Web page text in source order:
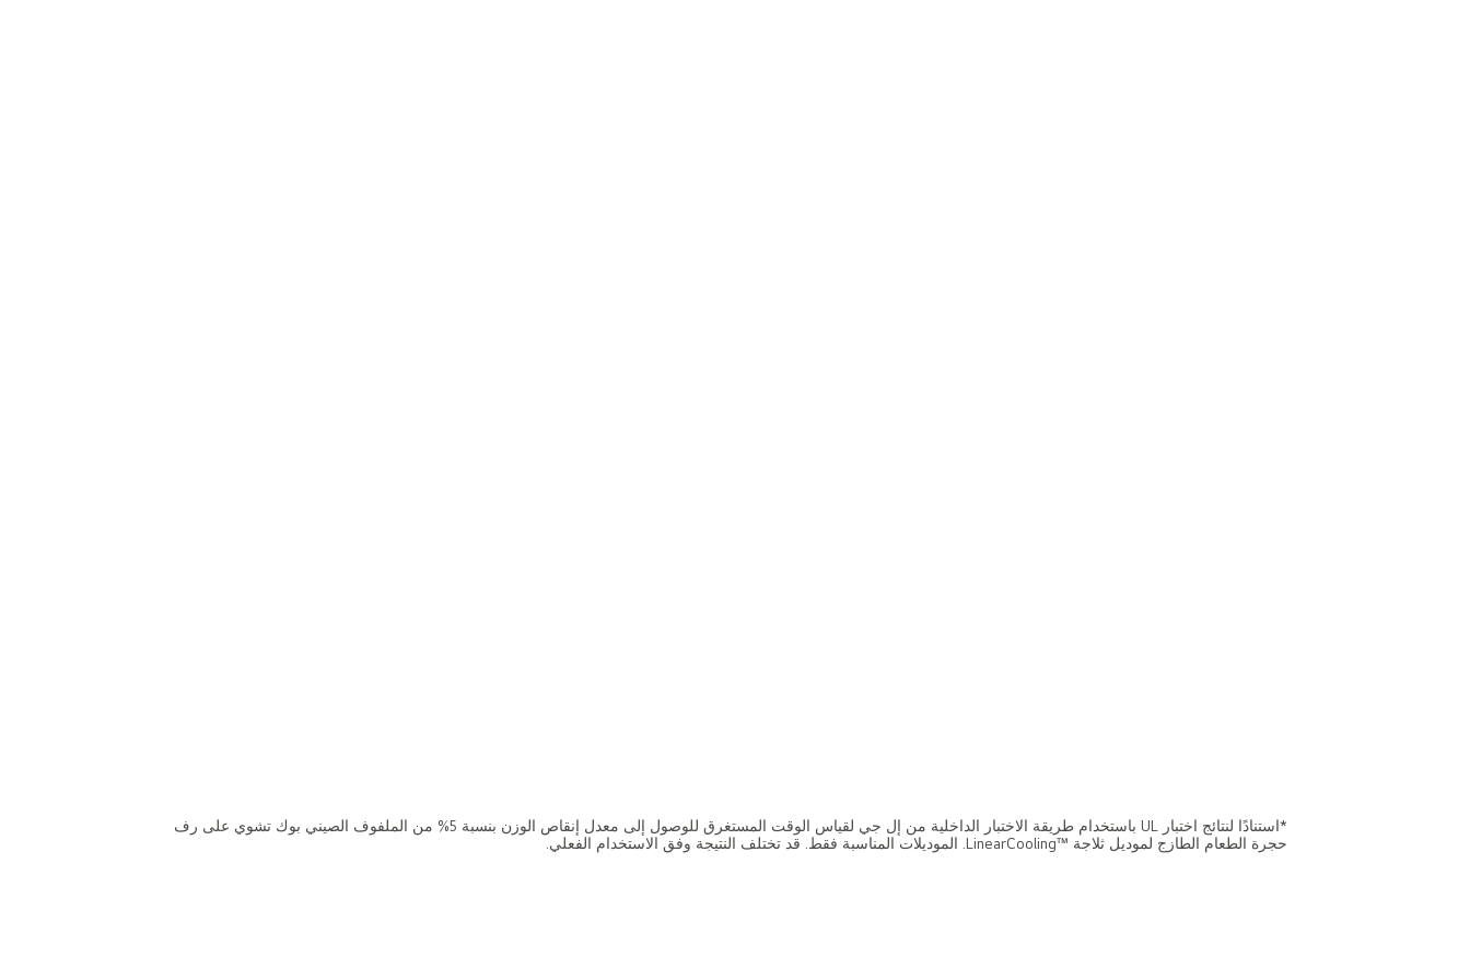
*استنادًا لنتائج اختبار UL باستخدام طريقة الاختبار الداخلية من إل جي لقياس الوقت المستغرق للوصول إلى معدل إنقاص الوزن بنسبة 5% من الملفوف الصيني بوك تشوي على رف
حجرة الطعام الطازج لموديل ثلاجة ™LinearCooling. الموديلات المناسبة فقط. قد تختلف النتيجة وفق الاستخدام الفعلي.